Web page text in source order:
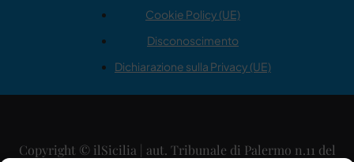
Cookie Policy (UE)
Disconoscimento
Dichiarazione sulla Privacy (UE)
Copyright © ilSicilia | aut. Tribunale di Palermo n.11 del